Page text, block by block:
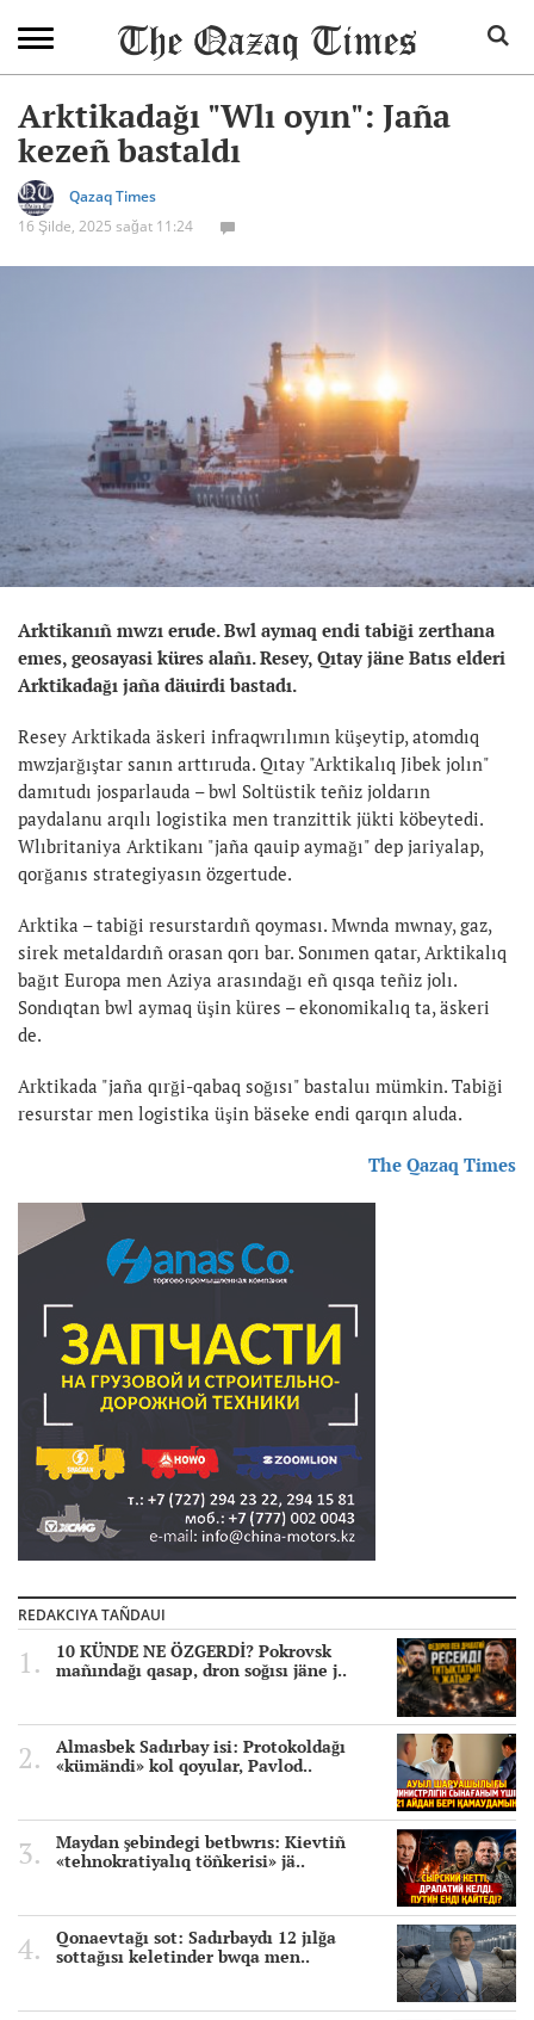
Arktikadağı "Wlı oyın": Jaña
kezeñ bastaldı
Qazaq Times
16 Şilde, 2025 sağat 11:24
Arktikanıñ mwzı erude. Bwl aymaq endi tabiği zerthana
emes, geosayasi küres alañı. Resey, Qıtay jäne Batıs elderi
Arktikadağı jaña däuirdi bastadı.
Resey Arktikada äskeri infraqwrılımın küşeytip, atomdıq
mwzjarğıştar sanın arttıruda. Qıtay "Arktikalıq Jibek jolın"
damıtudı josparlauda – bwl Soltüstik teñiz joldarın
paydalanu arqılı logistika men tranzittik jükti köbeytedi.
Wlıbritaniya Arktikanı "jaña qauip aymağı" dep jariyalap,
qorğanıs strategiyasın özgertude.
Arktika – tabiği resurstardıñ qoyması. Mwnda mwnay, gaz,
sirek metaldardıñ orasan qorı bar. Sonımen qatar, Arktikalıq
bağıt Europa men Aziya arasındağı eñ qısqa teñiz jolı.
Sondıqtan bwl aymaq üşin küres – ekonomikalıq ta, äskeri
de.
Arktikada "jaña qırği-qabaq soğısı" bastaluı mümkin. Tabiği
resurstar men logistika üşin bäseke endi qarqın aluda.
The Qazaq Times
REDAKCIYA TAÑDAUI
10 KÜNDE NE ÖZGERDİ? Pokrovsk
mañındağı qasap, dron soğısı jäne j..
Almasbek Sadırbay isi: Protokoldağı
«kümändi» kol qoyular, Pavlod..
Maydan şebindegi betbwrıs: Kievtiñ
«tehnokratiyalıq töñkerisi» jä..
Qonaevtağı sot: Sadırbaydı 12 jılğa
sottağısı keletinder bwqa men..